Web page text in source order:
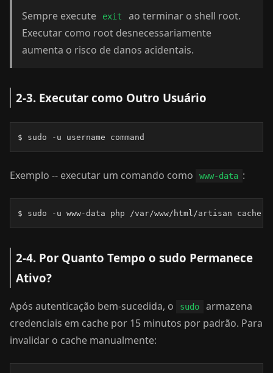
Sempre execute exit
ao terminar o shell root.
Executar como root desnecessariamente
aumenta o risco de danos acidentais.
2-3. Executar como Outro Usuário
$ sudo -u username command
Exemplo -- executar um comando como www-data :
$ sudo -u www-data php /var/www/html/artisan
2-4. Por Quanto Tempo o sudo Permanece
Ativo?
Após autenticação bem-sucedida, o sudo
armazena
credenciais em cache por 15 minutos por padrão. Para
invalidar o cache manualmente: